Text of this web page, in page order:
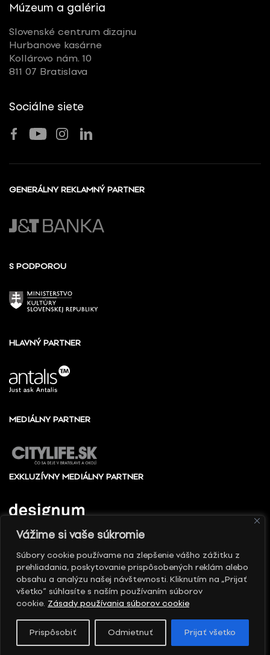
Vážime si vaše súkromie
Súbory cookie používame na zlepšenie vášho zážitku z
prehliadania, poskytovanie prispôsobených reklám alebo
obsahu a analýzu našej návštevnosti. Kliknutím na „Prijať
všetko“ súhlasíte s naším používaním súborov
cookie. Zásady používania súborov cookie
Prispôsobiť Odmietnuť Prijať všetko
Múzeum a galéria
Slovenské centrum dizajnu
Hurbanove kasárne
Kollárovo nám. 10
811 07 Bratislava
Sociálne siete
GENERÁLNY REKLAMNÝ PARTNER
S PODPOROU
HLAVNÝ PARTNER
MEDIÁLNY PARTNER
EXKLUZÍVNY MEDIÁLNY PARTNER
© 2010 - 2026 Slovenské centrum dizajnu, Všetky
práva vyhradené